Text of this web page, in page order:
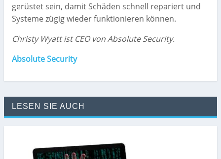
gerüstet sein, damit Schäden schnell repariert und
Systeme zügig wieder funktionieren können.
Christy Wyatt ist CEO von Absolute Security.
Absolute Security
LESEN SIE AUCH